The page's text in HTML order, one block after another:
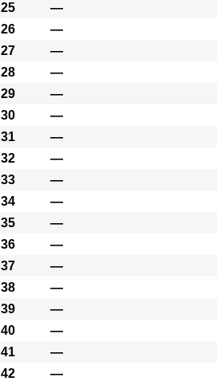
25
―
26
―
27
―
28
―
29
―
30
―
31
―
32
―
33
―
34
―
35
―
36
―
37
―
38
―
39
―
40
―
41
―
42
―